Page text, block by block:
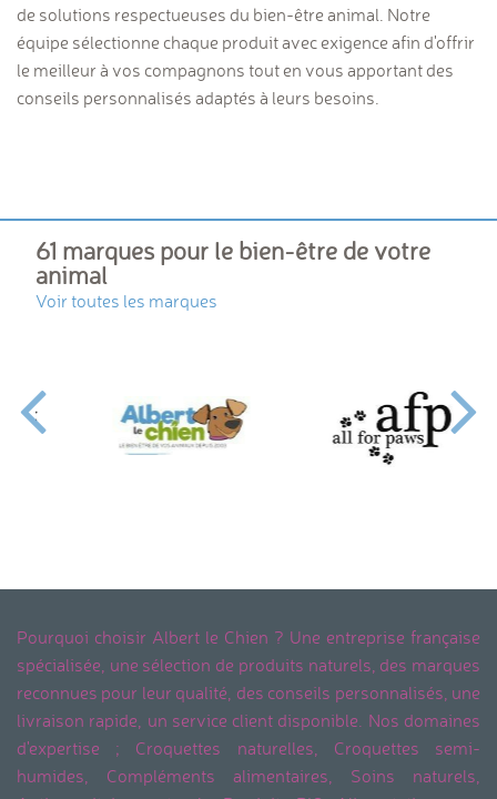
de solutions respectueuses du bien-être animal. Notre
équipe sélectionne chaque produit avec exigence afin d'offrir
le meilleur à vos compagnons tout en vous apportant des
conseils personnalisés adaptés à leurs besoins.
61 marques pour le bien-être de votre
animal
Voir toutes les marques
Pourquoi choisir Albert le Chien ? Une entreprise française
spécialisée, une sélection de produits naturels, des marques
reconnues pour leur qualité, des conseils personnalisés, une
livraison rapide, un service client disponible. Nos domaines
d'expertise ; Croquettes naturelles, Croquettes semi-
humides, Compléments alimentaires, Soins naturels,